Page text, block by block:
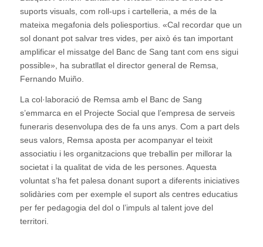
suports visuals, com roll-ups i cartelleria, a més de la
mateixa megafonia dels poliesportius. «Cal recordar que un
sol donant pot salvar tres vides, per això és tan important
amplificar el missatge del Banc de Sang tant com ens sigui
possible», ha subratllat el director general de Remsa,
Fernando Muiño.
La col·laboració de Remsa amb el Banc de Sang
s’emmarca en el Projecte Social que l’empresa de serveis
funeraris desenvolupa des de fa uns anys. Com a part dels
seus valors, Remsa aposta per acompanyar el teixit
associatiu i les organitzacions que treballin per millorar la
societat i la qualitat de vida de les persones. Aquesta
voluntat s’ha fet palesa donant suport a diferents iniciatives
solidàries com per exemple el suport als centres educatius
per fer pedagogia del dol o l’impuls al talent jove del
territori.